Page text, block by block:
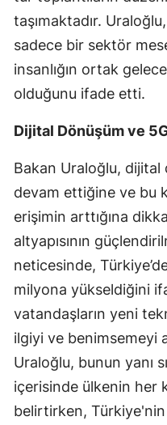
taşımaktadır.
sadece bir sektör
insanlığın ortak
olduğunu ifade etti.
Dijital Dönüşüm ve
Bakan Uraloğlu, dijital
devam ettiğine ve bu
erişimin arttığına
altyapısının
neticesinde,
milyona yükseldiğini
vatandaşların yeni
ilgiyi ve benimsemeyi
Uraloğlu, bunun yanı
içerisinde ülkenin her
belirtirken,